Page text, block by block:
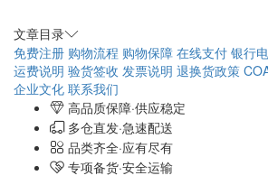
文章目录
免费注册 购物流程 购物保障 在线支付 银行
运费说明 验货签收 发票说明 退换货政策
企业文化 联系我们
高品质保障·供应稳定
多仓直发·急速配送
品类齐全·应有尽有
专项备货·安全运输